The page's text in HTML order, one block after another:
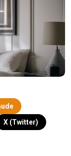
X (Twitter)